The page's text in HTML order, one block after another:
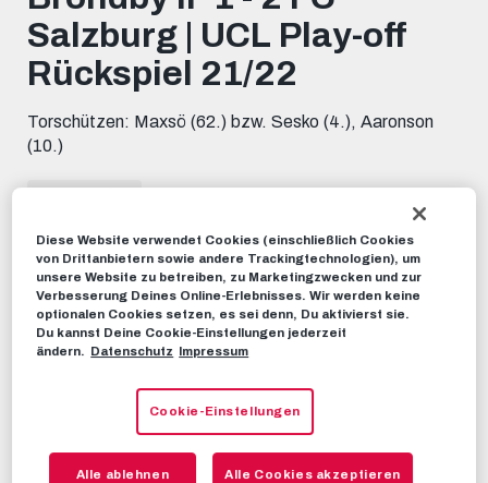
minutes,
0
Salzburg | UCL Play-off
Rückspiel 21/22
Torschützen: Maxsö (62.) bzw. Sesko (4.), Aaronson
(10.)
Dieses Video teilen:
Tweet
EMPFOHLENE VIDEOS
FC Salzburg 2 - 1 Bröndby IF | UCL
17. AUGUST 2021
Diese Website verwendet Cookies (einschließlich Cookies
von Drittanbietern sowie andere Trackingtechnologien), um
unsere Website zu betreiben, zu Marketingzwecken und zur
Verbesserung Deines Online-Erlebnisses. Wir werden keine
optionalen Cookies setzen, es sei denn, Du aktivierst sie.
Du kannst Deine Cookie-Einstellungen jederzeit
ändern. Datenschutz Impressum
Cookie-Einstellungen
Alle ablehnen Alle Cookies akzeptieren